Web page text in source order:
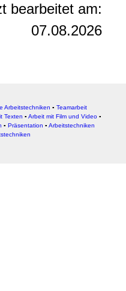
bearbeitet am:
07.08.2026
Arbeitstechniken ▪ Teamarbeit
Texten ▪ Arbeit mit Film und Video ▪
▪ Präsentation ▪ Arbeitstechniken